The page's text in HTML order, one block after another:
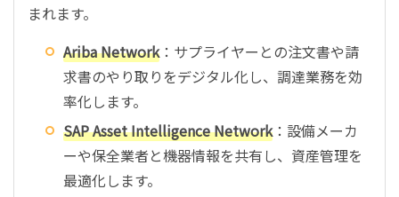
まれます。
Ariba Network：サプライヤーとの注文書や請
求書のやり取りをデジタル化し、調達業務を効
率化します。
SAP Asset Intelligence Network：設備メーカ
ーや保全業者と機器情報を共有し、資産管理を
最適化します。